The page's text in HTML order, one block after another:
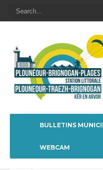
BULLETINS
WEBCAM